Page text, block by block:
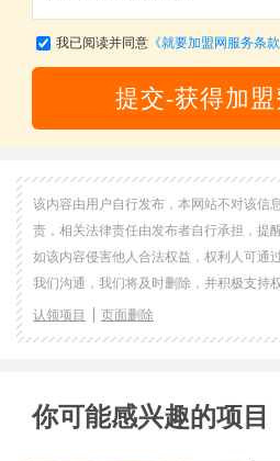
我已阅读并同意《就要加盟网服务条款
提交-获得加
该内容由用户自行发布，本网站不对该信
责，相关法律责任由发布者自行承担，提
如该内容侵害他人合法权益，权利人可通
我们沟通，我们将及时删除，并积极支持
认领项目 页面删除
你可能感兴趣的项目